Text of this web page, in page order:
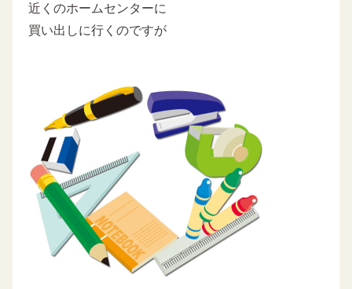
近くのホームセンターに
買い出しに行くのですが